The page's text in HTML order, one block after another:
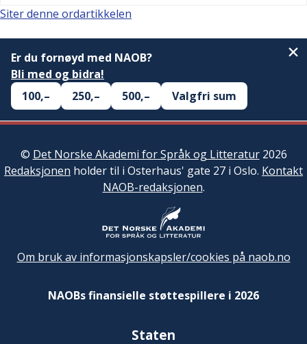
Siter denne ordartikkelen
Er du fornøyd med NAOB?
Bli med og bidra!
100,–
250,– 500,– Valgfri sum
© Det Norske Akademi for Språk og Litteratur2026
Redaksjonen holder til i Osterhaus' gate 27 i Oslo. Kontakt
NAOB-redaksjonen.
Om bruk av informasjonskapsler/cookies på naob.no
NAOBs finansielle støttespillere i 2026
Staten